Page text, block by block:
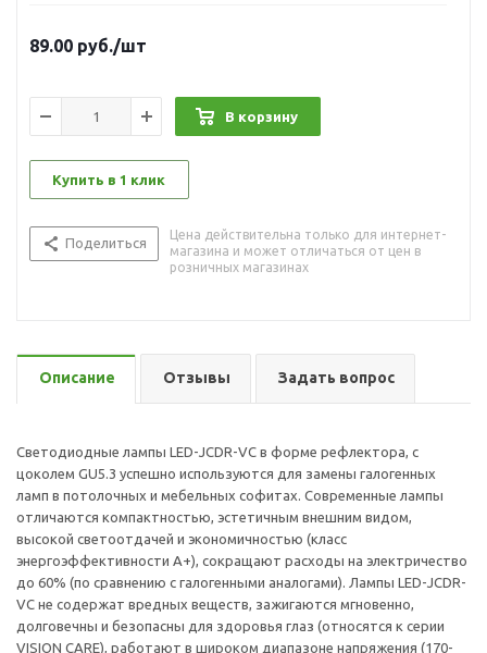
89.00 руб./шт
В корзину
Купить в 1 клик
Поделиться
Цена действительна только для интернет-
магазина и может отличаться от цен в
розничных магазинах
Описание Отзывы Задать вопрос
Светодиодные лампы LED-JCDR-VC в форме рефлектора, с
цоколем GU5.3 успешно используются для замены галогенных
ламп в потолочных и мебельных софитах. Современные лампы
отличаются компактностью, эстетичным внешним видом,
высокой светоотдачей и экономичностью (класс
энергоэффективности А+), сокращают расходы на электричество
до 60% (по сравнению с галогенными аналогами). Лампы LED-JCDR-
VC не содержат вредных веществ, зажигаются мгновенно,
долговечны и безопасны для здоровья глаз (относятся к серии
VISION CARE), работают в широком диапазоне напряжения (170-